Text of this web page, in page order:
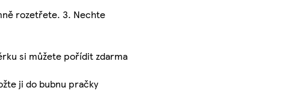
rozetřete. 3. Nechte
si můžete pořídit zdarma
ji do bubnu pračky